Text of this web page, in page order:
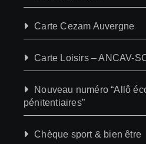
Carte Cezam Auvergne
Carte Loisirs – ANCAV-
Nouveau numéro “Allô
pénitentiaires”
Chèque sport & bien être